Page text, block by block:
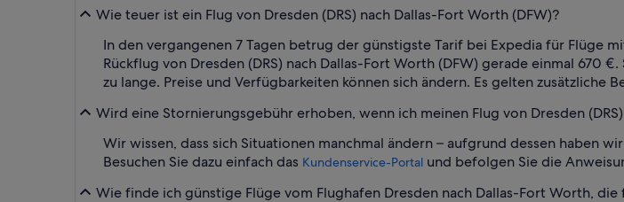
Wie teuer ist ein Flug von Dresden (DRS) nach Dallas-Fort Worth (DFW)?
In den vergangenen 7 Tagen betrug der günstigste Tarif bei Expedia für Flüge
Rückflug von Dresden (DRS) nach Dallas-Fort Worth (DFW) gerade einmal 670
zu lange. Preise und Verfügbarkeiten können sich ändern. Es gelten zusätzliche
Wird eine Stornierungsgebühr erhoben, wenn ich meinen Flug von Dresden
Wir wissen, dass sich Situationen manchmal ändern – aufgrund dessen haben
Besuchen Sie dazu einfach das Kundenservice-Portal und befolgen Sie die
Wie finde ich günstige Flüge vom Flughafen Dresden nach Dallas-Fort Worth,